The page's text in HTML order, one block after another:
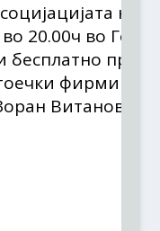
на
20.00ч во
бесплатно
фирми и